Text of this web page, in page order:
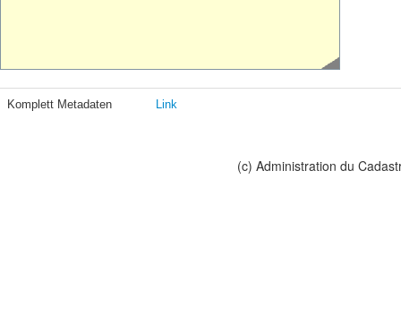
Komplett Metadaten Link
(c) Administration du